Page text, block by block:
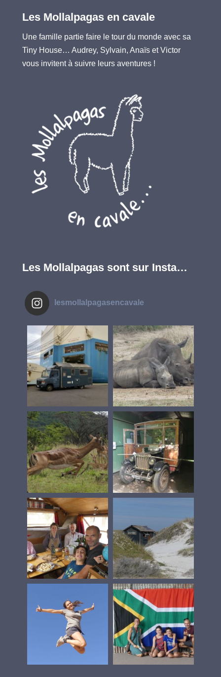
Les Mollalpagas en cavale
Une famille partie faire le tour du monde avec sa
Tiny House… Audrey, Sylvain, Anaïs et Victor
vous invitent à suivre leurs aventures !
Les Mollalpagas sont sur Insta…
lesmollalpagasencavale